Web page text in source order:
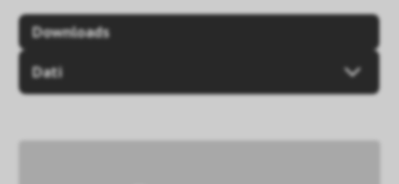
Downloads
Dati